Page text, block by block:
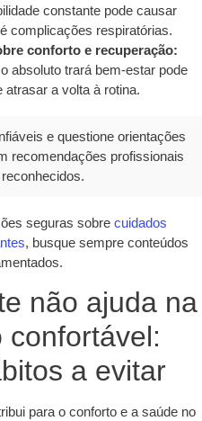
constante pode causar
complicações respiratórias.
conforto e recuperação:
absoluto trará bem-estar pode
atrasar a volta à rotina.
e questione orientações
recomendações profissionais
seguras sobre cuidados
, busque sempre conteúdos
não ajuda na
confortável:
a evitar
para o conforto e a saúde no